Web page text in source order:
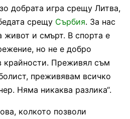
добрата игра срещу Литва,
срещу Сърбия. За нас
живот и смърт. В спорта е
но не е добро
крайности. Преживял съм
преживявам всичко
Няма никаква разлика“.
колкото позволи